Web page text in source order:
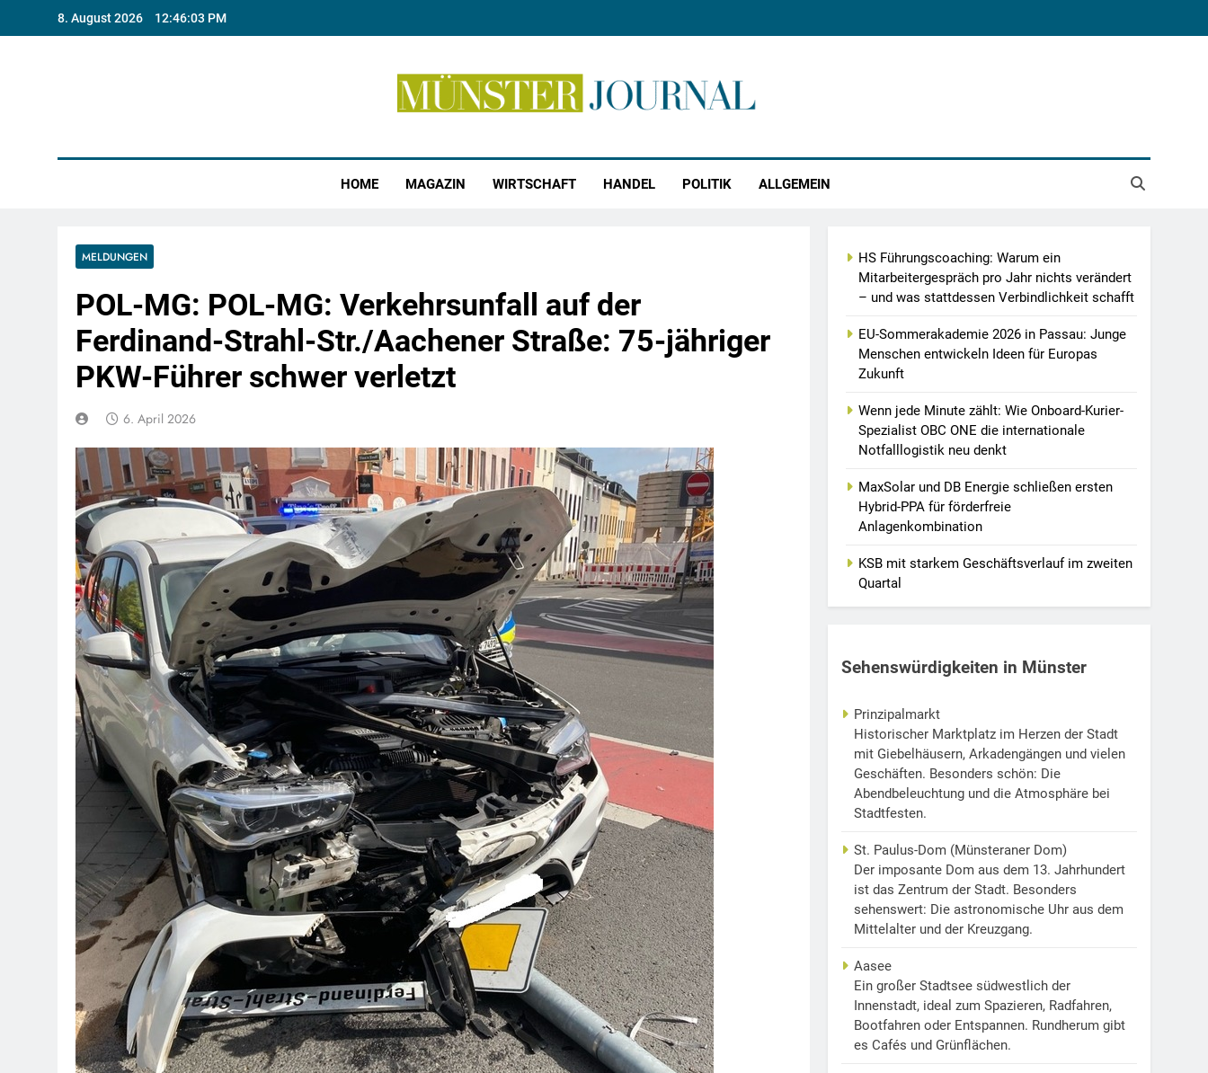
8. August 2026 12:46:04 PM
HOME MAGAZIN WIRTSCHAFT HANDEL POLITIK ALLGEMEIN
MELDUNGEN
POL-MG: POL-MG: Verkehrsunfall auf der
Ferdinand-Strahl-Str./Aachener Straße: 75-jähriger
PKW-Führer schwer verletzt
6. April 2026
HS Führungscoaching: Warum ein
Mitarbeitergespräch pro Jahr nichts verändert
– und was stattdessen Verbindlichkeit schafft
EU-Sommerakademie 2026 in Passau: Junge
Menschen entwickeln Ideen für Europas
Zukunft
Wenn jede Minute zählt: Wie Onboard-Kurier-
Spezialist OBC ONE die internationale
Notfalllogistik neu denkt
MaxSolar und DB Energie schließen ersten
Hybrid-PPA für förderfreie
Anlagenkombination
KSB mit starkem Geschäftsverlauf im zweiten
Quartal
Sehenswürdigkeiten in Münster
Prinzipalmarkt
Historischer Marktplatz im Herzen der Stadt
mit Giebelhäusern, Arkadengängen und vielen
Geschäften. Besonders schön: Die
Abendbeleuchtung und die Atmosphäre bei
Stadtfesten.
St. Paulus-Dom (Münsteraner Dom)
Der imposante Dom aus dem 13. Jahrhundert
ist das Zentrum der Stadt. Besonders
sehenswert: Die astronomische Uhr aus dem
Mittelalter und der Kreuzgang.
Aasee
Ein großer Stadtsee südwestlich der
Innenstadt, ideal zum Spazieren, Radfahren,
Bootfahren oder Entspannen. Rundherum gibt
es Cafés und Grünflächen.